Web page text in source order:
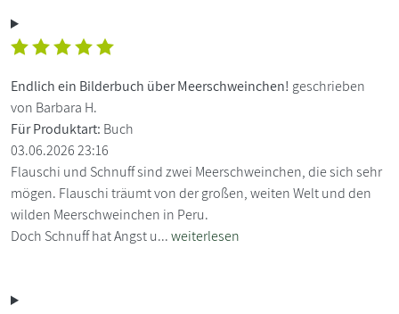
Endlich ein Bilderbuch über Meerschweinchen! geschrieben
von Barbara H.
Für Produktart: Buch
03.06.2026 23:16
Flauschi und Schnuff sind zwei Meerschweinchen, die sich sehr
mögen. Flauschi träumt von der großen, weiten Welt und den
wilden Meerschweinchen in Peru.
Doch Schnuff hat Angst u...weiterlesen